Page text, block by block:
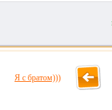
Я с братом)))